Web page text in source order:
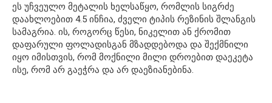
ეს უჩვეულო მეტალის ხელსაწყო, რომლის სიგრძე
დაახლოებით 4.5 ინჩია, ძველი ტიპის რეზინის შლანგის
სამაგრია. ის, როგორც წესი, ნიკელით ან ქრომით
დაფარული ფოლადისგან მზადდებოდა და შექმნილი
იყო იმისთვის, რომ მოქნილი მილი დროებით დაეკეტა
ისე, რომ არ გაეჭრა და არ დაეზიანებინა.